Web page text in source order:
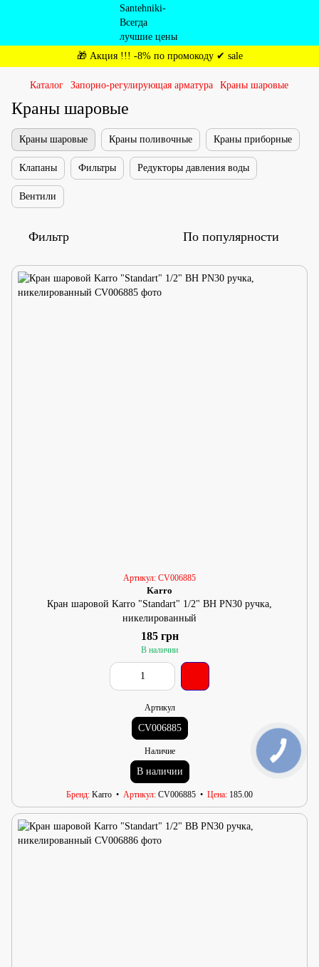
🎁 Акция !!! -8% по промокоду ✔ sale
Каталог Запорно-регулирующая арматура Краны шаровые
Краны шаровые
Краны шаровые Краны поливочные Краны приборные
Клапаны Фильтры Редукторы давления воды
Вентили
Фильтр По популярности
Артикул: CV006885
Karro
Кран шаровой Karro "Standart" 1/2" ВН PN30 ручка,
никелированный
185 грн
В наличии
Артикул
CV006885
Наличие
В наличии
Бренд Karro Артикул CV006885 Цена 185.00